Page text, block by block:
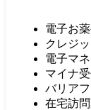
電子お
クレジ
電子マ
マイナ
バリア
在宅訪